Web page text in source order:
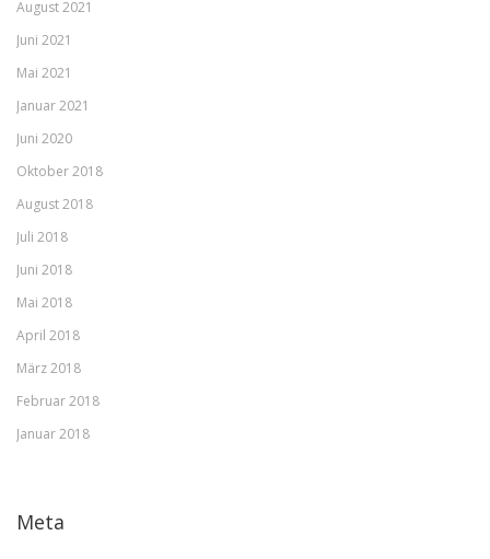
August 2021
Juni 2021
Mai 2021
Januar 2021
Juni 2020
Oktober 2018
August 2018
Juli 2018
Juni 2018
Mai 2018
April 2018
März 2018
Februar 2018
Januar 2018
Meta